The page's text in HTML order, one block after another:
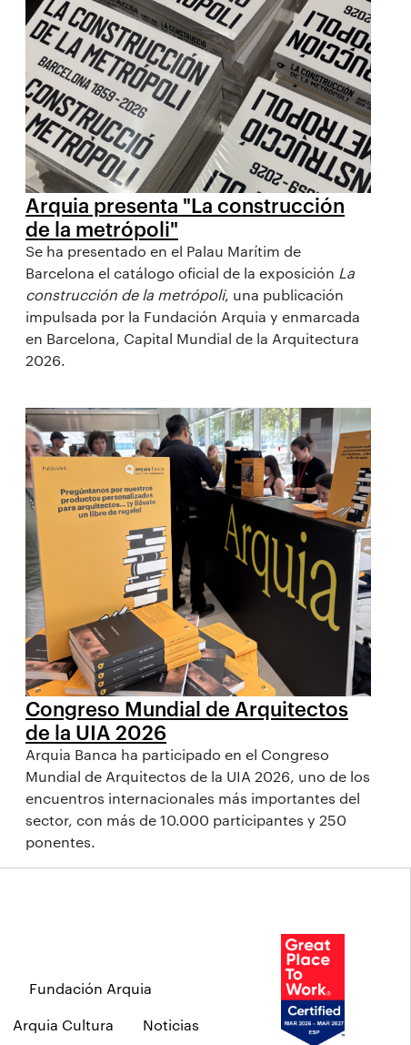
Arquia presenta "La construcción
de la metrópoli"
Se ha presentado en el Palau Marítim de
Barcelona el catálogo oficial de la exposición La
construcción de la metrópoli, una publicación
impulsada por la Fundación Arquia y enmarcada
en Barcelona, Capital Mundial de la Arquitectura
2026.
Congreso Mundial de Arquitectos
de la UIA 2026
Arquia Banca ha participado en el Congreso
Mundial de Arquitectos de la UIA 2026, uno de los
encuentros internacionales más importantes del
sector, con más de 10.000 participantes y 250
ponentes.
Fundación Arquia
Arquia Cultura Noticias